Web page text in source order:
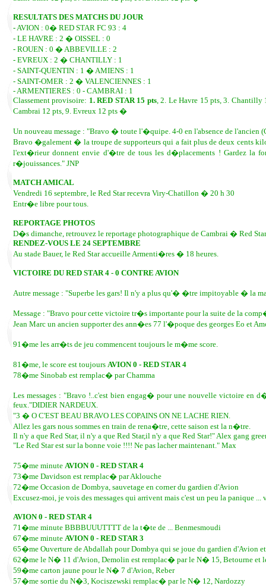
RESULTATS DES MATCHS DU JOUR
- AVION : 0� RED STAR FC 93 : 4
- LE HAVRE : 2 � OISSEL : 0
- ROUEN : 0 � ABBEVILLE : 2
- EVREUX : 2 � CHANTILLY : 1
- SAINT-QUENTIN : 1 � AMIENS : 1
- SAINT-OMER : 2 � VALENCIENNES : 1
- ARMENTIERES : 0 - CAMBRAI : 1
Classement provisoire: 1. RED STAR 15 pts, 2. Le Havre 15 pts, 3. Chantilly
Cambrai 12 pts, 9. Evreux 12 pts �
Un nouveau message : "Bravo � toute l'�quipe. 4-0 en l'absence de l'ancien
Bravo �galement � la troupe de supporteurs qui a fait plus de deux cents
l'ext�rieur donnent envie d'�tre de tous les d�placements ! Gardez la
r�jouissances." JNP
MATCH AMICAL
Vendredi 16 septembre, le Red Star recevra Viry-Chatillon � 20 h 30
Entr�e libre pour tous.
REPORTAGE PHOTOS
D�s dimanche, retrouvez le reportage photographique de Cambrai � Red
RENDEZ-VOUS LE 24 SEPTEMBRE
Au stade Bauer, le Red Star accueille Armenti�res � 18 heures.
VICTOIRE DU RED STAR 4 - 0 CONTRE AVION
Autre message : "Superbe les gars! Il n'y a plus qu'� �tre impitoyable � la
Message : "Bravo pour cette victoire tr�s importante pour la suite de la
Jean Marc un ancien supporter des ann�es 77 l'�poque des georges Eo et
91�me les arr�ts de jeu commencent toujours le m�me score.
81�me, le score est toujours AVION 0 - RED STAR 4
78�me Sinobab est remplac� par Chamma
Les messages : "Bravo !..c'est bien engag� pour une nouvelle victoire
feux."DIDIER NARDEUX.
"3 � O C'EST BEAU BRAVO LES COPAINS ON NE LACHE RIEN.
Allez les gars nous sommes en train de rena�tre, cette saison est la n�tre.
Il n'y a que Red Star, il n'y a que Red Star,il n'y a que Red Star!" Alex gang
"Le Red Star est sur la bonne voie !!!! Ne pas lacher maintenant." Max
75�me minute AVION 0 - RED STAR 4
73�me Davidson est remplac� par Aklouche
72�me Occasion de Dombya, sauvetage en corner du gardien d'Avion
Excusez-moi, je vois des messages qui arrivent mais c'est un peu la
AVION 0 - RED STAR 4
71�me minute BBBBUUUTTTT de la t�te de ... Benmesmoudi
67�me minute AVION 0 - RED STAR 3
65�me Ouverture de Abdallah pour Dombya qui se joue du gardien d'Avion
62�me le N� 11 d'Avion, Demolin est remplac� par le N� 15, Betourne et
59�me carton jaune pour le N� 7 d'Avion, Reber
57�me sortie du N�3, Kociszewski remplac� par le N� 12, Nardozzy